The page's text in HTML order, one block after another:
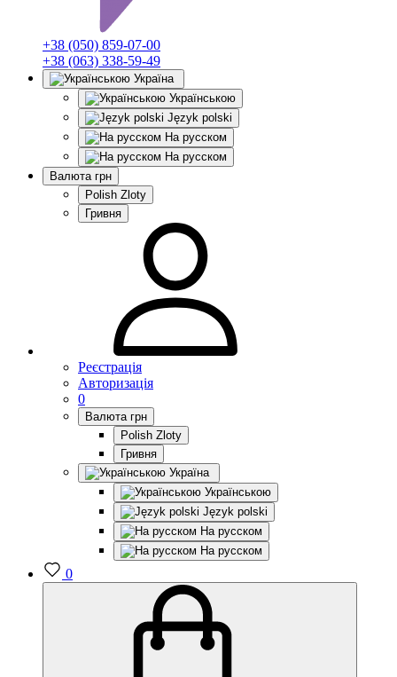
+38 (050) 859-07-00
+38 (063) 338-59-49
Україна
Українською
Język polski
На русском
На русском
Валюта грн
Polish Zloty
Гривня
Реєстрація
Авторизація
0
Валюта грн
Polish Zloty
Гривня
Україна
Українською
Język polski
На русском
На русском
0